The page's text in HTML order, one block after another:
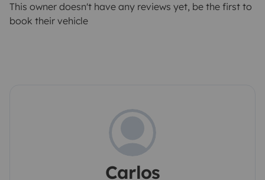
This owner doesn't have any reviews yet, be the first to
book their vehicle
Carlos